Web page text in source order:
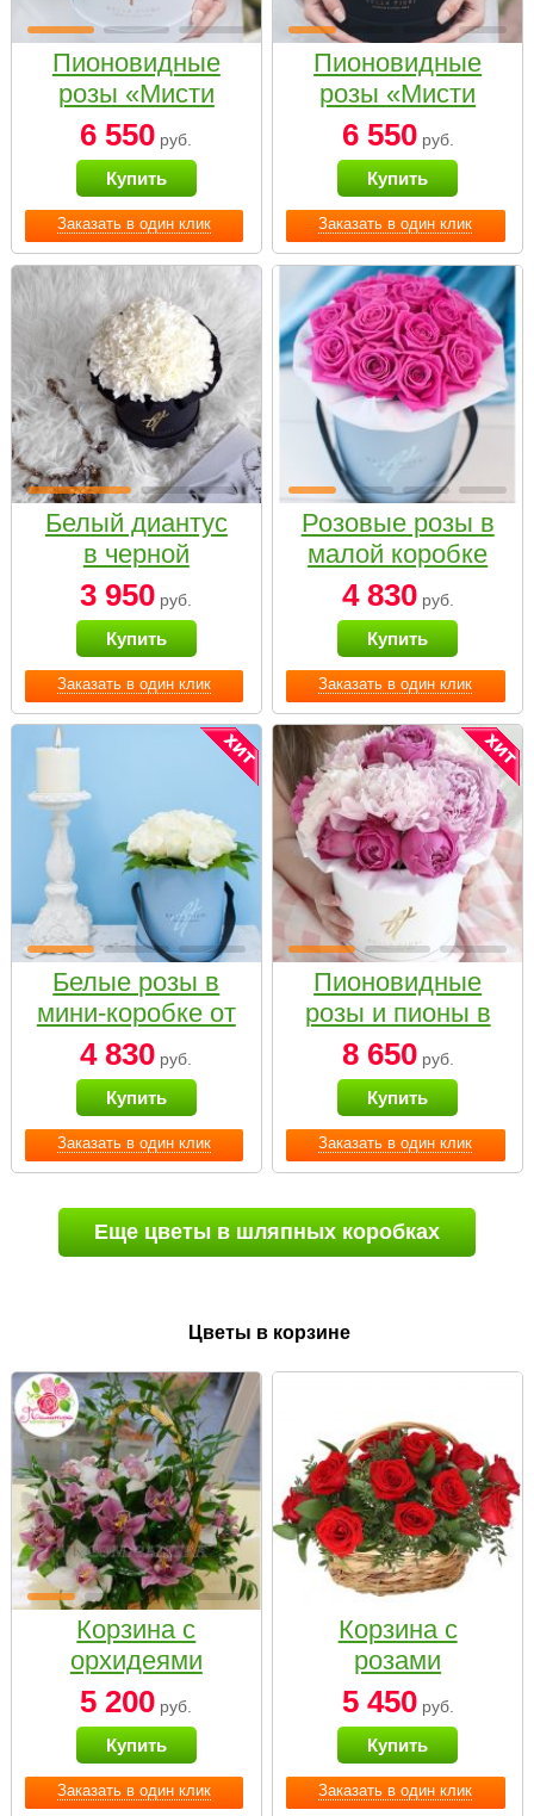
Заказать в один клик
Пионовидные
розы «Мисти
бабблс» в белой
коробке Small
6 550 руб.
Купить
Заказать в один клик
Пионовидные
розы «Мисти
бабблс» в
черной коробке
Small
6 550руб.
Купить
Заказать в один клик
Белый диантус
в черной
коробке Small
3 950 руб.
Купить
Заказать в один клик
Розовые розы в
малой коробке
4 830руб.
Купить
Заказать в один клик
Белые розы в
мини-коробке от
Bella Fiori
4 830 руб.
Купить
Заказать в один клик
Пионовидные
розы и пионы в
белой коробке
Small
8 650руб.
Купить
Еще цветы в шляпных коробках
Цветы в корзине
Заказать в один клик
Корзина с
орхидеями
малая
5 200 руб.
Купить
Заказать в один клик
Корзина с
розами
«Красный
Париж»
5 450руб.
Купить